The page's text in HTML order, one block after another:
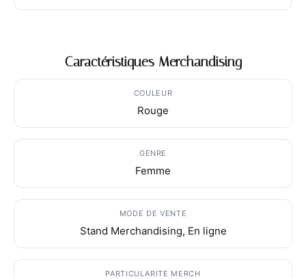
Caractéristiques Merchandising
COULEUR
Rouge
GENRE
Femme
MODE DE VENTE
Stand Merchandising, En ligne
PARTICULARITE MERCH